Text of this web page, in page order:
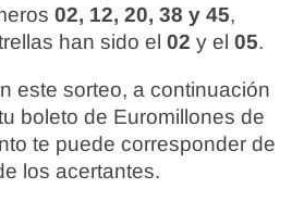
02, 12, 20, 38 y 45,
han sido el 02 y el 05.
este sorteo, a continuación
boleto de Euromillones de
te puede corresponder de
los acertantes.